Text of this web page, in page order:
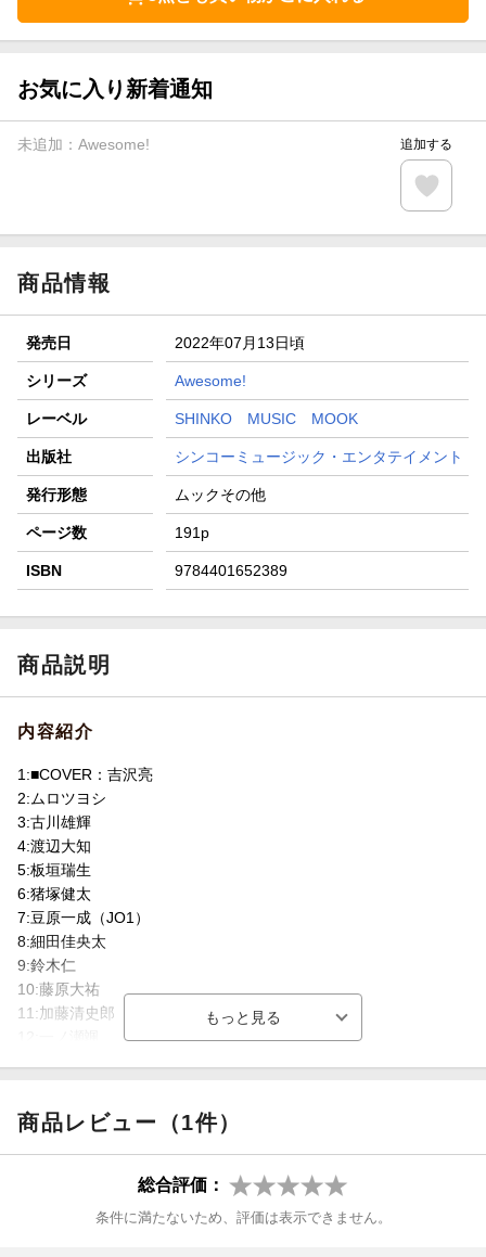
お気に入り新着通知
未追加： Awesome! 追加する
商品情報
発売日 2022年07月13日頃
シリーズ Awesome!
レーベル SHINKO MUSIC MOOK
出版社 シンコーミュージック・エンタテイメント
発行形態 ムックその他
ページ数 191p
ISBN 9784401652389
商品説明
内容紹介
1:■COVER：吉沢亮
2:ムロツヨシ
3:古川雄輝
4:渡辺大知
5:板垣瑞生
6:猪塚健太
7:豆原一成（JO1）
8:細田佳央太
9:鈴木仁
10:藤原大祐
11:加藤清史郎
15:［Pick Up Music］
16:ONE N’ ONLY
17:Present for you
商品レビュー（1件）
総合評価：
条件に満たないため、評価は表示できません。